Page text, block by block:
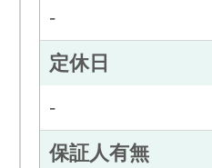
-
定休日
-
保証人有無